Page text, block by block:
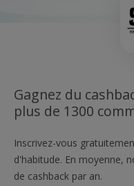
Gagnez du
plus de 1300
Inscrivez-vous
d'habitude. En moyenne,
de cashback par an.